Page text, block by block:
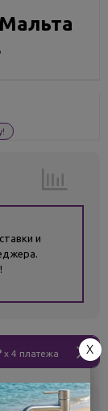
и
x 4 платежа
поставки
X